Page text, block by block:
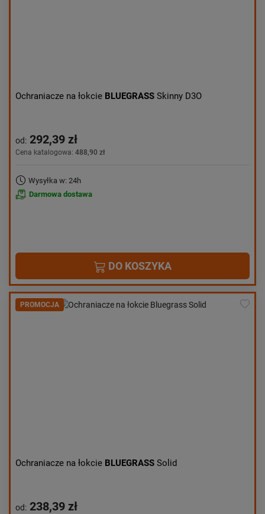
Ochraniacze na łokcie BLUEGRASS Skinny D3O
od: 292,39 zł
Cena katalogowa: 488,90 zł
Wysyłka w: 24h
Darmowa dostawa
DO KOSZYKA
PROMOCJA
Ochraniacze na łokcie BLUEGRASS Solid
od: 238,39 zł